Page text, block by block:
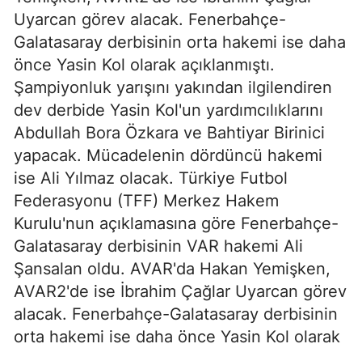
Uyarcan görev alacak. Fenerbahçe-
Galatasaray derbisinin orta hakemi ise daha
önce Yasin Kol olarak açıklanmıştı.
Şampiyonluk yarışını yakından ilgilendiren
dev derbide Yasin Kol'un yardımcılıklarını
Abdullah Bora Özkara ve Bahtiyar Birinici
yapacak. Mücadelenin dördüncü hakemi
ise Ali Yılmaz olacak. Türkiye Futbol
Federasyonu (TFF) Merkez Hakem
Kurulu'nun açıklamasına göre Fenerbahçe-
Galatasaray derbisinin VAR hakemi Ali
Şansalan oldu. AVAR'da Hakan Yemişken,
AVAR2'de ise İbrahim Çağlar Uyarcan görev
alacak. Fenerbahçe-Galatasaray derbisinin
orta hakemi ise daha önce Yasin Kol olarak